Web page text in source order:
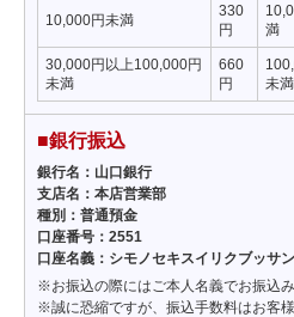
10,000円未満
330
円
満
30,000円以上100,000円
未満
660
円
未満
■銀行振込
銀行名：山口銀行
支店名：本店営業部
種別：普通預金
口座番号：2551
口座名義：シモノセキスイリクブッサ
※お振込の際にはご本人名義でお振込み
※誠に恐縮ですが、振込手数料はお客